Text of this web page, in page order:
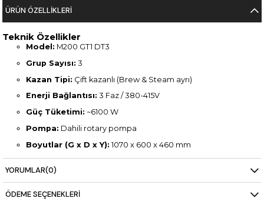
ÜRÜN ÖZELLIKLERI
Teknik Özellikler
Model: M200 GT1 DT3
Grup Sayısı: 3
Kazan Tipi: Çift kazanlı (Brew & Steam ayrı)
Enerji Bağlantısı: 3 Faz / 380-415V
Güç Tüketimi: ~6100 W
Pompa: Dahili rotary pompa
Boyutlar (G x D x Y): 1070 x 600 x 460 mm
Ağırlık:~85 kg
Sıcak Su Musluğu:
YORUMLAR(0)
ÖDEME SEÇENEKLERI